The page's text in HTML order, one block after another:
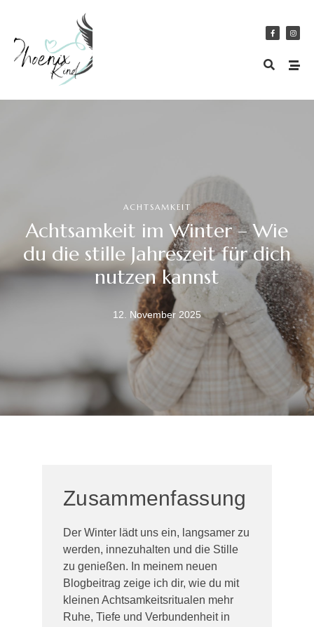
ACHTSAMKEIT
Achtsamkeit im Winter – Wie
du die stille Jahreszeit für dich
nutzen kannst
12. November 2025
Zusammenfassung
Der Winter lädt uns ein, langsamer zu
werden, innezuhalten und die Stille
zu genießen. In meinem neuen
Blogbeitrag zeige ich dir, wie du mit
kleinen Achtsamkeitsritualen mehr
Ruhe, Tiefe und Verbundenheit in